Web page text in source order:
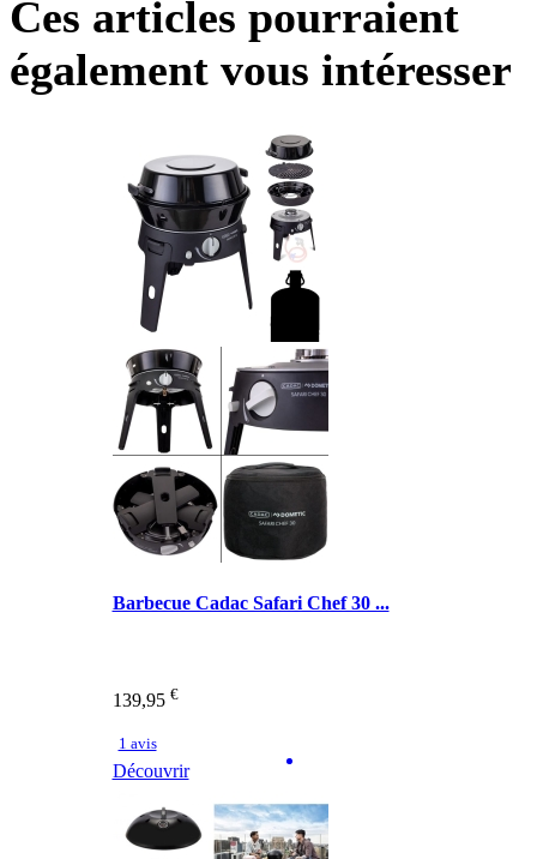
Ces articles pourraient
également vous intéresser
Barbecue Cadac Safari Chef 30 ...
139,95 €
1 avis
Découvrir